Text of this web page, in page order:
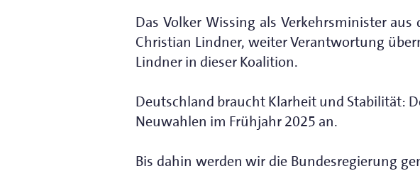
Das Volker Wissing als Verkehrsminister
Christian Lindner, weiter Verantwortung
Lindner in dieser Koalition.
Deutschland braucht Klarheit und Stabilität:
Neuwahlen im Frühjahr 2025 an.
Bis dahin werden wir die Bundesregierung